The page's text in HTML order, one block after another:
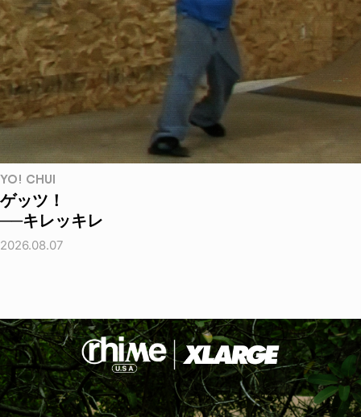
YO! CHUI
ゲッツ！
──キレッキレ
2026.08.07